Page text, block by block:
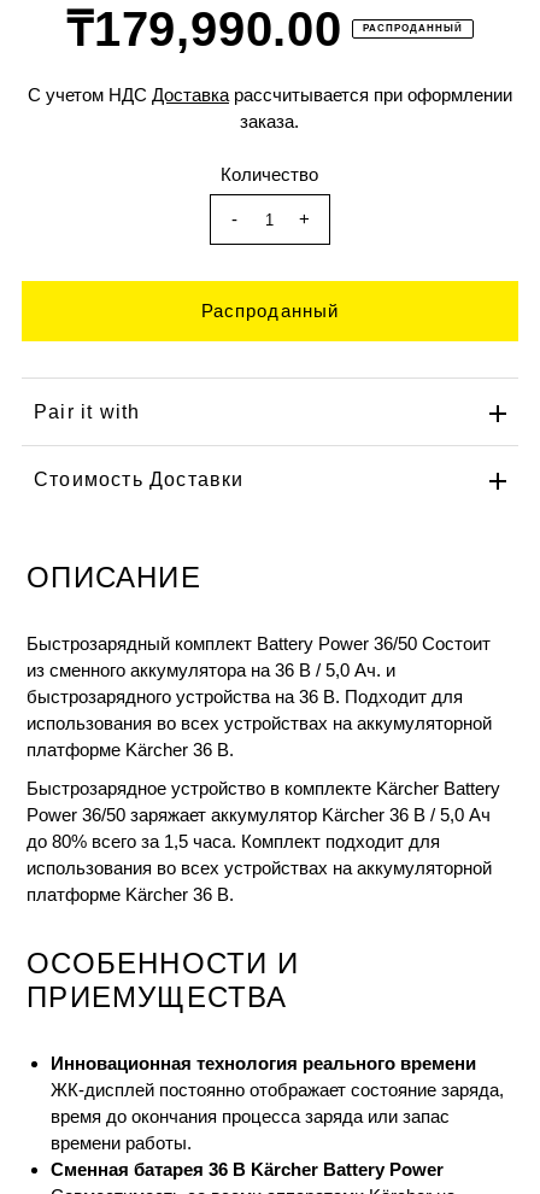
₸179,990.00 РАСПРОДАННЫЙ
С учетом НДС Доставкарассчитывается при оформлении
заказа.
Количество
- +
Pair it with
Стоимость Доставки
ОПИСАНИЕ
Быстрозарядный комплект Battery Power 36/50 Состоит
из сменного аккумулятора на 36 В / 5,0 Ач. и
быстрозарядного устройства на 36 В. Подходит для
использования во всех устройствах на аккумуляторной
платформе Kärcher 36 В.
Быстрозарядное устройство в комплекте Kärcher Battery
Power 36/50 заряжает аккумулятор Kärcher 36 В / 5,0 Ач
до 80% всего за 1,5 часа. Комплект подходит для
использования во всех устройствах на аккумуляторной
платформе Kärcher 36 В.
ОСОБЕННОСТИ И
ПРИЕМУЩЕСТВА
Инновационная технология реального времени
ЖК-дисплей постоянно отображает состояние заряда,
время до окончания процесса заряда или запас
времени работы.
Сменная батарея 36 В Kärcher Battery Power